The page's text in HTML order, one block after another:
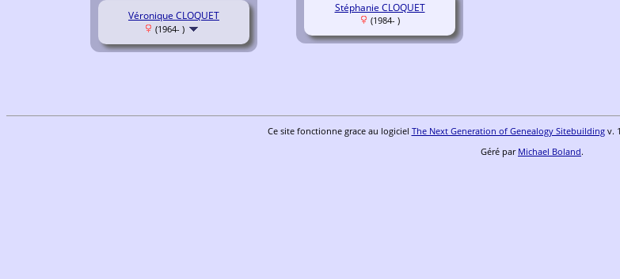
Véronique CLOQUET
(1964- )
Stéphanie CLOQUET
(1984- )
Ce site fonctionne grace au logiciel The Next Generation of Genealogy Sitebuildingv.
Géré par Michael Boland.